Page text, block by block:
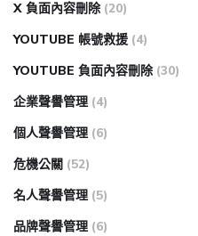
X 負面內容刪除 (20)
YOUTUBE 帳號救援 (4)
YOUTUBE 負面內容刪除 (30)
企業聲譽管理 (4)
個人聲譽管理 (6)
危機公關 (52)
名人聲譽管理 (5)
品牌聲譽管理 (6)